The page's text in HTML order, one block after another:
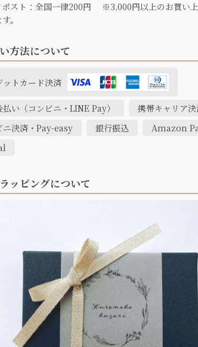
ポスト：全国一律200円 ※3,000円以上のお買い
。
方法について
ットカード決済
払い（コンビニ・LINE Pay）
携帯キャリア
ニ決済・Pay-easy
銀行振込
Amazon
ッピングについて